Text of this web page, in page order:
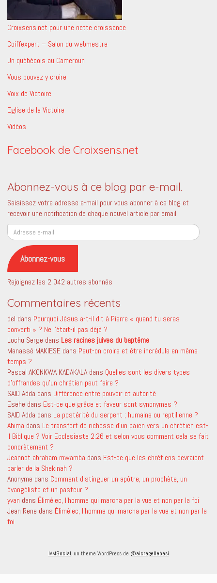
Croixsens.net pour une nette croissance
Coiffexpert – Salon du webmestre
Un québécois au Cameroun
Vous pouvez y croire
Voix de Victoire
Eglise de la Victoire
Vidéos
Facebook de Croixsens.net
Abonnez-vous à ce blog par e-mail.
Saisissez votre adresse e-mail pour vous abonner à ce blog et
recevoir une notification de chaque nouvel article par email.
Adresse
e-
mail
Abonnez-vous
Rejoignez les 2 042 autres abonnés
Commentaires récents
del dans Pourquoi Jésus a-t-il dit à Pierre « quand tu seras
converti » ? Ne l’était-il pas déjà ?
Lochu Serge dans Les racines juives du baptême
Manassé MAKIESE dans Peut-on croire et être incrédule en même
temps ?
Pascal AKONKWA KADAKALA dans Quelles sont les divers types
d’offrandes qu’un chrétien peut faire ?
SAID Adda dans Différence entre pouvoir et autorité
Esehe dans Est-ce que grâce et faveur sont synonymes ?
SAID Adda dans La postérité du serpent ; humaine ou reptilienne ?
Ahima dans Le transfert de richesse d’un païen vers un chrétien est-
il Biblique ? Voir Ecclesiaste 2:26 et selon vous comment cela se fait
concrètement ?
Jeannot abraham mwamba dans Est-ce que les chrétiens devraient
parler de la Shekinah ?
Anonyme dans Comment distinguer un apôtre, un prophète, un
évangéliste et un pasteur ?
yvan dans Élimélec, l’homme qui marcha par la vue et non par la foi
Jean Rene dans Élimélec, l’homme qui marcha par la vue et non par la
foi
IAMSocial, un theme WordPress de @aicragellebasi